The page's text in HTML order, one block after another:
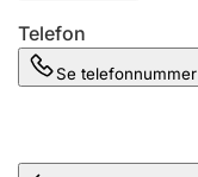
Andre tema
Telefon
Se telefonnummer